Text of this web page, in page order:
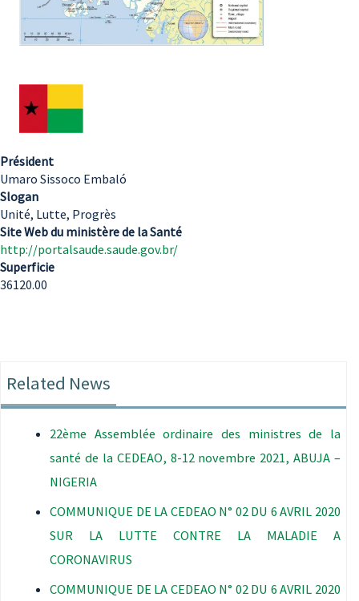
Président
Umaro Sissoco Embaló
Slogan
Unité, Lutte, Progrès
Site Web du ministère de la Santé
http://portalsaude.saude.gov.br/
Superficie
36120.00
Related News
22ème Assemblée ordinaire des ministres de la
santé de la CEDEAO, 8-12 novembre 2021, ABUJA –
NIGERIA
COMMUNIQUE DE LA CEDEAO N° 02 DU 6 AVRIL 2020
SUR LA LUTTE CONTRE LA MALADIE A
CORONAVIRUS
COMMUNIQUE DE LA CEDEAO N° 02 DU 6 AVRIL 2020